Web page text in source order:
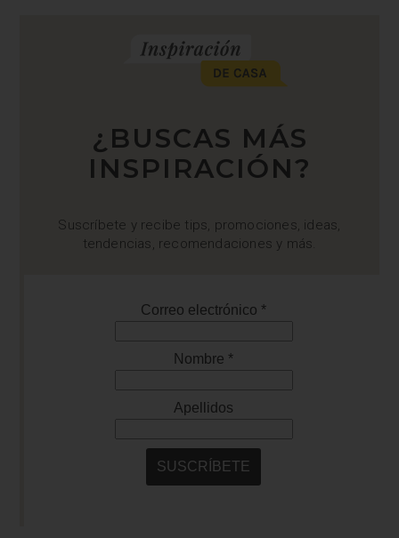
¿BUSCAS MÁS
INSPIRACIÓN?
Suscríbete y recibe tips, promociones, ideas,
tendencias, recomendaciones y más.